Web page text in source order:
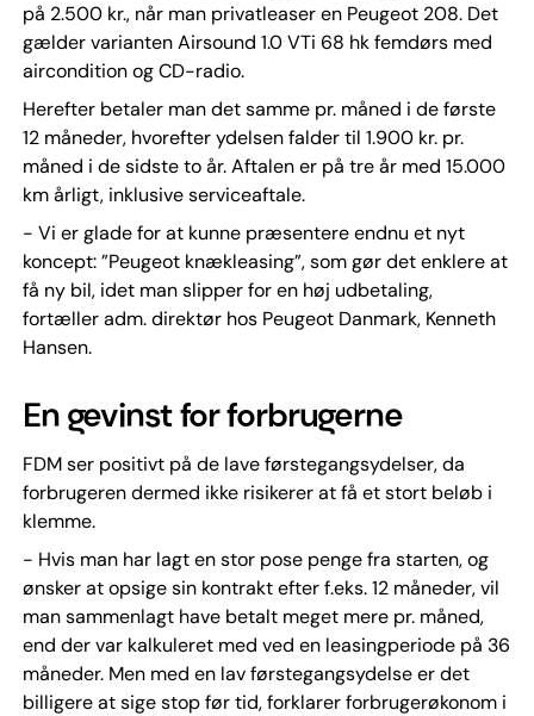
på 2.500 kr., når man privatleaser en Peugeot 208. Det
gælder varianten Airsound 1.0 VTi 68 hk femdørs med
aircondition og CD-radio.
Herefter betaler man det samme pr. måned i de første
12 måneder, hvorefter ydelsen falder til 1.900 kr. pr.
måned i de sidste to år. Aftalen er på tre år med 15.000
km årligt, inklusive serviceaftale.
- Vi er glade for at kunne præsentere endnu et nyt
koncept: ”Peugeot knækleasing”, som gør det enklere at
få ny bil, idet man slipper for en høj udbetaling,
fortæller adm. direktør hos Peugeot Danmark, Kenneth
Hansen.
En gevinst for forbrugerne
FDM ser positivt på de lave førstegangsydelser, da
forbrugeren dermed ikke risikerer at få et stort beløb i
klemme.
- Hvis man har lagt en stor pose penge fra starten, og
ønsker at opsige sin kontrakt efter f.eks. 12 måneder, vil
man sammenlagt have betalt meget mere pr. måned,
end der var kalkuleret med ved en leasingperiode på 36
måneder. Men med en lav førstegangsydelse er det
billigere at sige stop før tid, forklarer forbrugerøkonom i